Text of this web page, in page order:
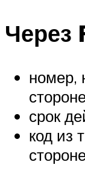
Через
номер,
срок
код из